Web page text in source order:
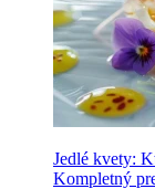
Jedlé kvety:
Kompletný